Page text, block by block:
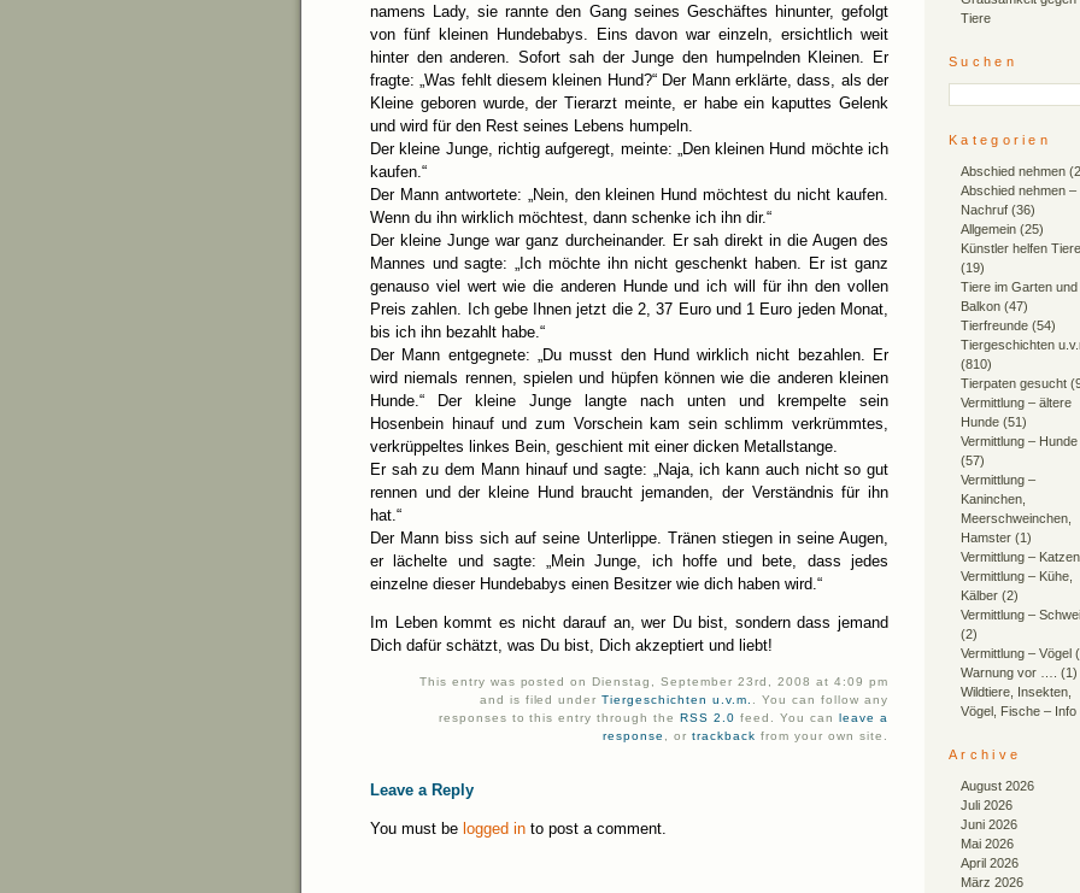
namens Lady, sie rannte den Gang seines Geschäftes hinunter, gefolgt
von fünf kleinen Hundebabys. Eins davon war einzeln, ersichtlich weit
hinter den anderen. Sofort sah der Junge den humpelnden Kleinen. Er
fragte: „Was fehlt diesem kleinen Hund?“ Der Mann erklärte, dass, als der
Kleine geboren wurde, der Tierarzt meinte, er habe ein kaputtes Gelenk
und wird für den Rest seines Lebens humpeln.
Der kleine Junge, richtig aufgeregt, meinte: „Den kleinen Hund möchte ich
kaufen.“
Der Mann antwortete: „Nein, den kleinen Hund möchtest du nicht kaufen.
Wenn du ihn wirklich möchtest, dann schenke ich ihn dir.“
Der kleine Junge war ganz durcheinander. Er sah direkt in die Augen des
Mannes und sagte: „Ich möchte ihn nicht geschenkt haben. Er ist ganz
genauso viel wert wie die anderen Hunde und ich will für ihn den vollen
Preis zahlen. Ich gebe Ihnen jetzt die 2, 37 Euro und 1 Euro jeden Monat,
bis ich ihn bezahlt habe.“
Der Mann entgegnete: „Du musst den Hund wirklich nicht bezahlen. Er
wird niemals rennen, spielen und hüpfen können wie die anderen kleinen
Hunde.“ Der kleine Junge langte nach unten und krempelte sein
Hosenbein hinauf und zum Vorschein kam sein schlimm verkrümmtes,
verkrüppeltes linkes Bein, geschient mit einer dicken Metallstange.
Er sah zu dem Mann hinauf und sagte: „Naja, ich kann auch nicht so gut
rennen und der kleine Hund braucht jemanden, der Verständnis für ihn
hat.“
Der Mann biss sich auf seine Unterlippe. Tränen stiegen in seine Augen,
er lächelte und sagte: „Mein Junge, ich hoffe und bete, dass jedes
einzelne dieser Hundebabys einen Besitzer wie dich haben wird.“
Im Leben kommt es nicht darauf an, wer Du bist, sondern dass jemand
Dich dafür schätzt, was Du bist, Dich akzeptiert und liebt!
This entry was posted on Dienstag, September 23rd, 2008 at 4:09 pm
and is filed underTiergeschichten u.v.m.
. You can follow any
responses to this entry through theRSS 2.0 feed. You canleave a
response
, ortrackback from your own site.
Leave a Reply
You must be logged in to post a comment.
Tiere
Suchen
Kategorien
Abschied nehmen
Abschied nehmen –
Nachruf (36)
Allgemein (25)
Künstler helfen
(19)
Tiere im Garten und
Balkon (47)
Tierfreunde (54)
Tiergeschichten
(810)
Tierpaten gesucht
Vermittlung – ältere
Hunde (51)
Vermittlung – Hunde
(57)
Vermittlung –
Kaninchen,
Meerschweinchen,
Hamster (1)
Vermittlung – Katzen
Vermittlung – Kühe,
Kälber (2)
Vermittlung –
(2)
Vermittlung – Vögel
Warnung vor ….
(1)
Wildtiere, Insekten,
Vögel, Fische – Info
Archive
August 2026
Juli 2026
Juni 2026
Mai 2026
April 2026
März 2026